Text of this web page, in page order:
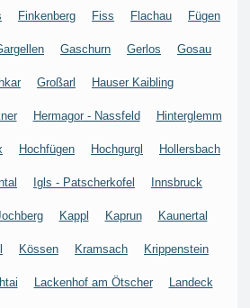
Finkenberg Fiss Flachau Fügen
Gaschurn Gerlos Gosau
Großarl Hauser Kaibling
Hermagor - Nassfeld Hinterglemm
Hochfügen Hochgurgl Hollersbach
Igls - Patscherkofel Innsbruck
Kappl Kaprun Kaunertal
Kössen Kramsach Krippenstein
Lackenhof am Ötscher Landeck